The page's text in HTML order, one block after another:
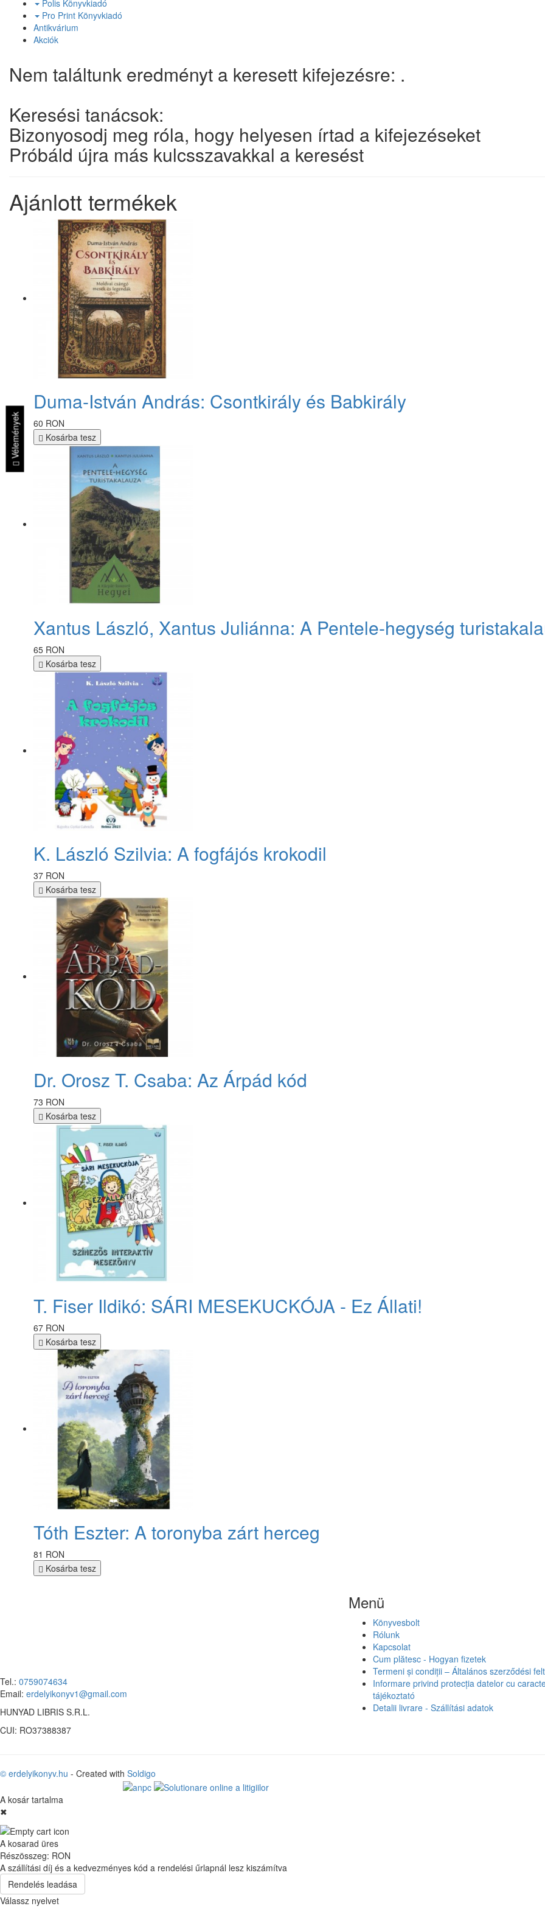
Polis Könyvkiadó
Pro Print Könyvkiadó
Antikvárium
Akciók
Nem találtunk eredményt a keresett kifejezésre: .
Keresési tanácsok:
Bizonyosodj meg róla, hogy helyesen írtad a kifejezéseket
Próbáld újra más kulcsszavakkal a keresést
Ajánlott termékek
Duma-István András: Csontkirály és Babkirály
60 RON
Kosárba tesz
Xantus László, Xantus Juliánna: A Pentele-hegység
65 RON
Kosárba tesz
K. László Szilvia: A fogfájós krokodil
37 RON
Kosárba tesz
Dr. Orosz T. Csaba: Az Árpád kód
73 RON
Kosárba tesz
T. Fiser Ildikó: SÁRI MESEKUCKÓJA - Ez Állati!
67 RON
Kosárba tesz
Tóth Eszter: A toronyba zárt herceg
81 RON
Kosárba tesz
Tel.: 0759074634
Email: erdelyikonyv1@gmail.com
HUNYAD LIBRIS S.R.L.
CUI: RO37388387
Menü
Könyvesbolt
Rólunk
Kapcsolat
Cum plătesc - Hogyan fizetek
Termeni și condiții – Általános szerződési
Informare privind protecția datelor cu
tájékoztató
Detalii livrare - Szállítási adatok
© erdelyikonyv.hu - Created with Soldigo
A kosár tartalma
✖
A kosarad üres
Részösszeg: RON
A szállítási díj és a kedvezményes kód a rendelési űrlapnál lesz kiszámítva
Rendelés leadása
Válassz nyelvet
Vélemények